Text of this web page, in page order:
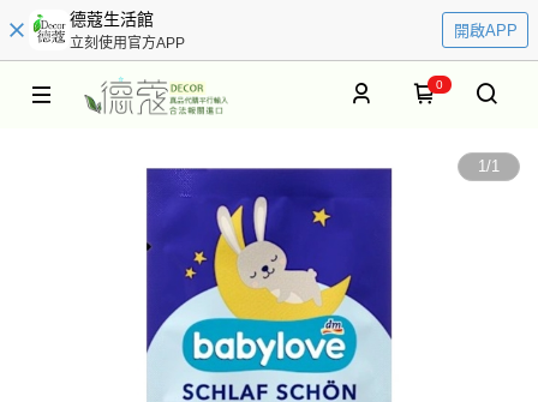
德蔻生活館
立刻使用官方APP
開啟APP
0
1/1